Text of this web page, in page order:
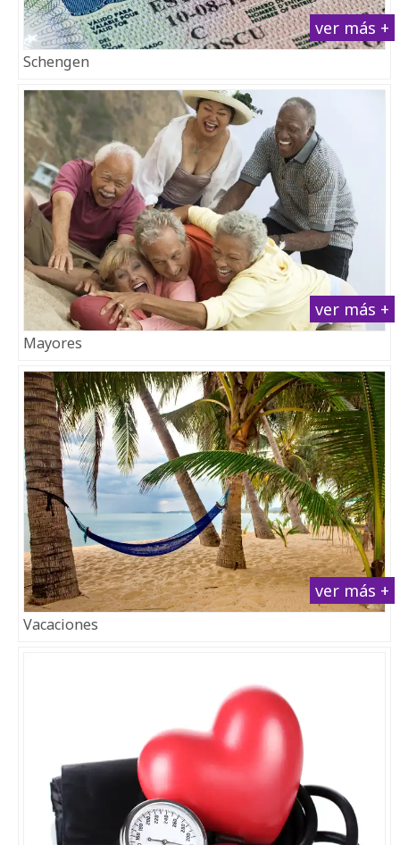
ver más +
Schengen
ver más +
Mayores
ver más +
Vacaciones